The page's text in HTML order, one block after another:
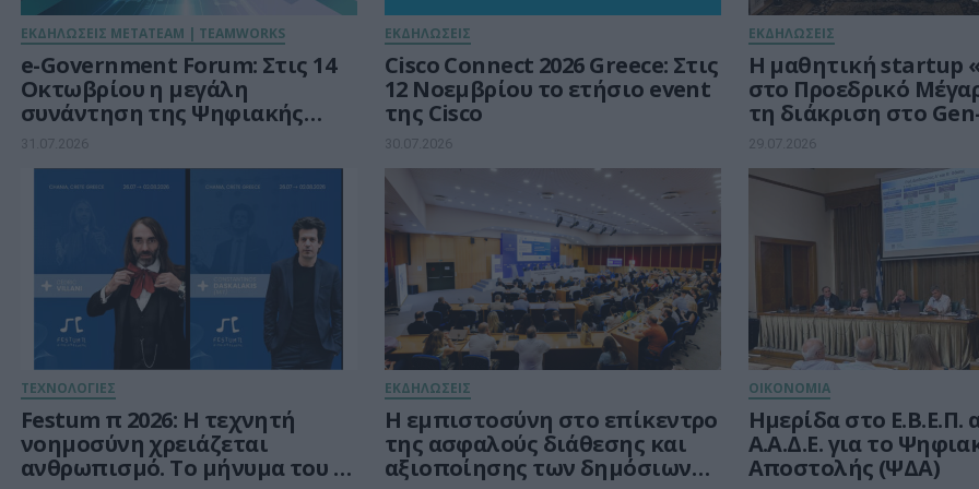
ΕΚΔΗΛΩΣΕΙΣ METATEAM | TEAMWORKS
e-Government Forum: Στις 14
Οκτωβρίου η μεγάλη
συνάντηση της Ψηφιακής
Διακυβέρνησης στην εποχή
μετά το RRF
31.07.2026
ΕΚΔΗΛΩΣΕΙΣ
Cisco Connect 2026 Greece: Στις
12 Νοεμβρίου το ετήσιο event
της Cisco
30.07.2026
ΕΚΔΗΛΩΣΕΙΣ
Η μαθητική startup
στο Προεδρικό
τη διάκριση στο
29.07.2026
ΤΕΧΝΟΛΟΓΙΕΣ
Festum π 2026: Η τεχνητή
νοημοσύνη χρειάζεται
ανθρωπισμό. Το μήνυμα του Κ.
ΕΚΔΗΛΩΣΕΙΣ
Η εμπιστοσύνη στο επίκεντρο
της ασφαλούς διάθεσης και
αξιοποίησης των δημόσιων
ΟΙΚΟΝΟΜΙΑ
Ημερίδα στο Ε.Β.Ε.Π.
Α.Α.Δ.Ε. για το
Αποστολής (ΨΔΑ)